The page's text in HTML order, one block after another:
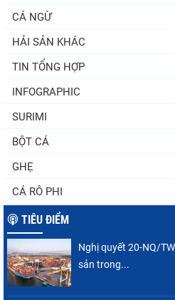
Thị trường Ecuador
Thị trường EU
Thị trường Indonesia
Thị trường Mexico
Thị trường Mỹ
Thị trường Nga
Thị trường Hàn Quốc
Thị trường Nhật Bản
Thị trường Thái Lan
Thị trường Trung Quốc
Thị trường Philippines
CÁ NGỪ
HẢI SẢN KHÁC
TIN TỔNG HỢP
INFOGRAPHIC
SURIMI
BỘT CÁ
GHẸ
CÁ RÔ PHI
TIÊU ĐIỂM
Nghị quyết 20-NQ/
sản trong...